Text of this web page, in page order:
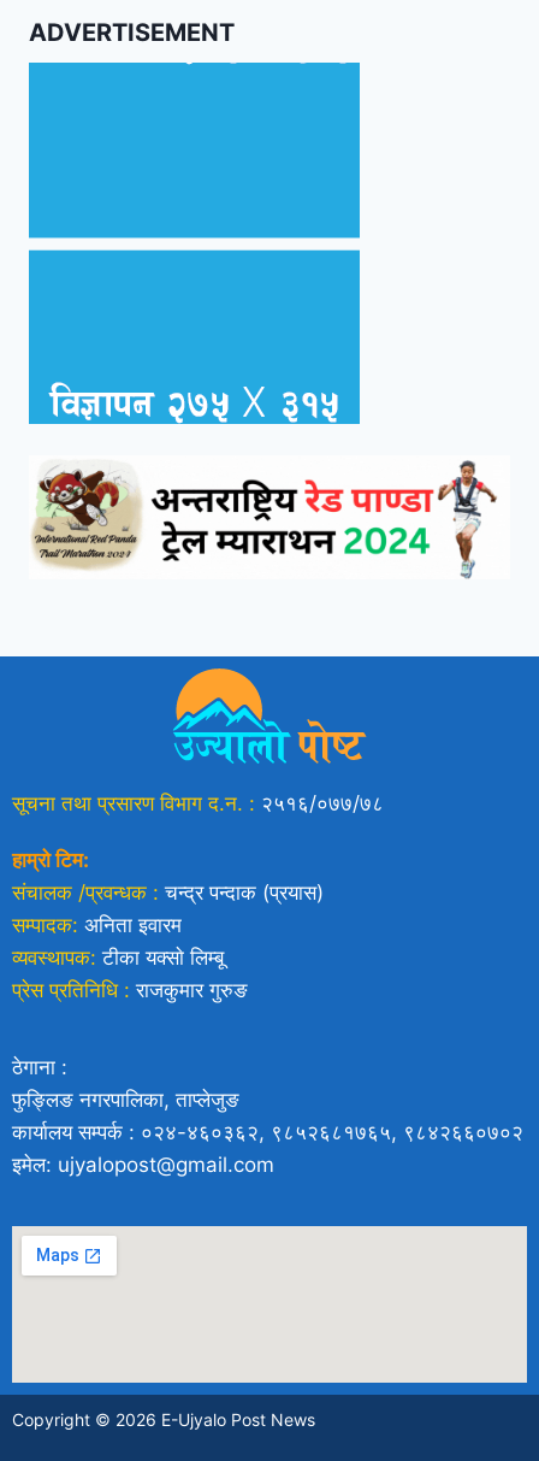
ADVERTISEMENT
सूचना तथा प्रसारण विभाग द.न. : २५१६/०७७/७८
हाम्रो टिम:
संचालक /प्रवन्धक : चन्द्र पन्दाक (प्रयास)
सम्पादक: अनिता इवारम
व्यवस्थापक: टीका यक्साे लिम्बू
प्रेस प्रतिनिधि : राजकुमार गुरुङ
ठेगाना :
फुङ्लिङ नगरपालिका, ताप्लेजुङ
कार्यालय सम्पर्क : ०२४-४६०३६२, ९८५२६८१७६५, ९८४२६६०७०२
इमेल: ujyalopost@gmail.com
Copyright © 2026 E-Ujyalo Post News